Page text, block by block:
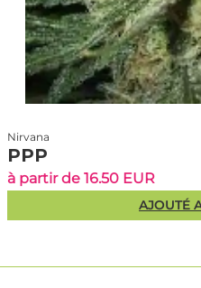
Nirvana
PPP
à partir de 16.50 EUR
AJOUTÉ